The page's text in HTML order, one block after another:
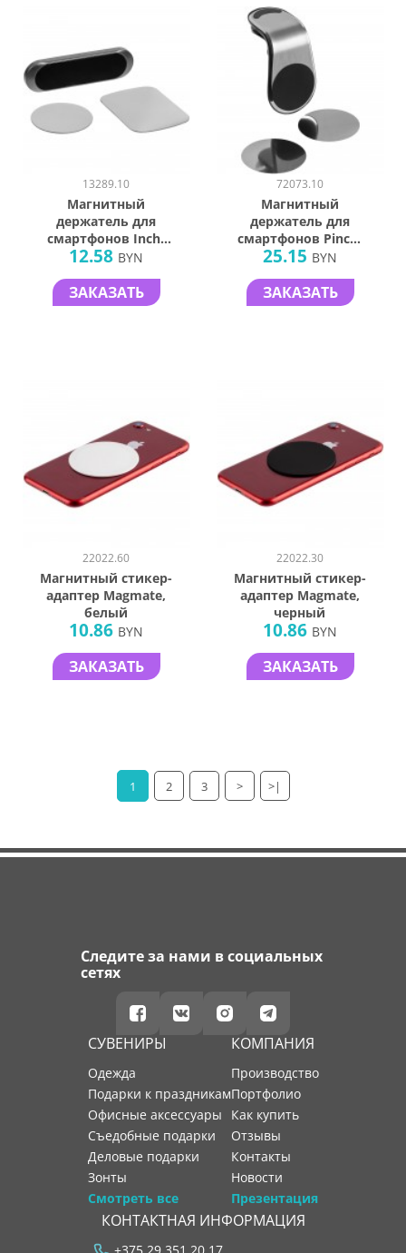
13289.10
Магнитный
держатель для
смартфонов Inch,
серебристый
12.58 BYN
ЗАКАЗАТЬ
72073.10
Магнитный
держатель для
смартфонов Pinch,
серебристый
25.15 BYN
ЗАКАЗАТЬ
22022.60
Магнитный стикер-
адаптер Magmate,
белый
10.86 BYN
ЗАКАЗАТЬ
22022.30
Магнитный стикер-
адаптер Magmate,
черный
10.86 BYN
ЗАКАЗАТЬ
1 2 3 > >|
Следите за нами в социальных
сетях
СУВЕНИРЫ
Одежда
Подарки к праздникам
Офисные аксессуары
Съедобные подарки
Деловые подарки
Зонты
Смотреть все
КОМПАНИЯ
производство
портфолио
как купить
отзывы
контакты
новости
Презентация
КОНТАКТНАЯ ИНФОРМАЦИЯ